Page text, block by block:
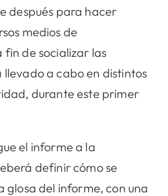
después para hacer
medios de
fin de socializar las
llevado a cabo en distintos
durante este primer
el informe a la
definir cómo se
glosa del informe, con una